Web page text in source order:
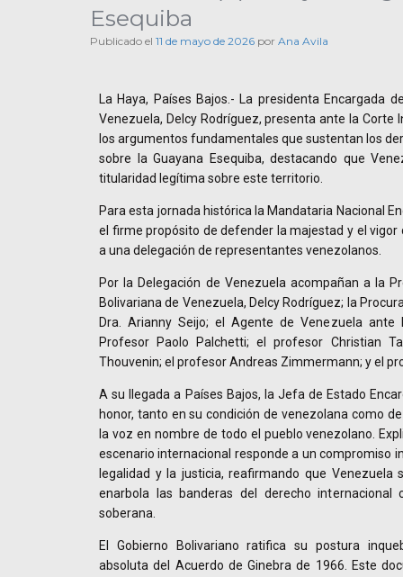
Esequiba
Publicado el 11 de mayo de 2026 por Ana Avila
La Haya, Países Bajos.- La presidenta Encargada
Venezuela, Delcy Rodríguez, presenta ante la Corte
los argumentos fundamentales que sustentan los
sobre la Guayana Esequiba, destacando que
titularidad legítima sobre este territorio.
Para esta jornada histórica la Mandataria Nacional
el firme propósito de defender la majestad y el vigor
a una delegación de representantes venezolanos.
Por la Delegación de Venezuela acompañan a la
Bolivariana de Venezuela, Delcy Rodríguez; la
Dra. Arianny Seijo; el Agente de Venezuela ante
Profesor Paolo Palchetti; el profesor Christian
Thouvenin; el profesor Andreas Zimmermann; y el
A su llegada a Países Bajos, la Jefa de Estado
honor, tanto en su condición de venezolana como
la voz en nombre de todo el pueblo venezolano.
escenario internacional responde a un compromiso
legalidad y la justicia, reafirmando que Venezuela
enarbola las banderas del derecho
soberana.
El Gobierno Bolivariano ratifica su postura
absoluta del Acuerdo de Ginebra de 1966. Este